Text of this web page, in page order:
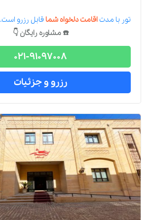
تور با مدتاقامت دلخواه شما قابل رزرو است.
☎️ مشاوره رایگان 👇
021-91097008
رزرو و جزئیات